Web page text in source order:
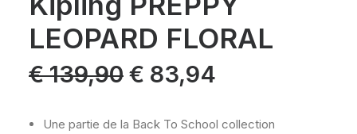
LEOPARD FLORAL
€139,90 Le
prix
initial
€ 139,90.
€ 83,94
€ 83,94.
Une partie de la Back To School collection